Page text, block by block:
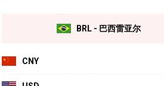
BRL - 巴西雷亚尔
CNY